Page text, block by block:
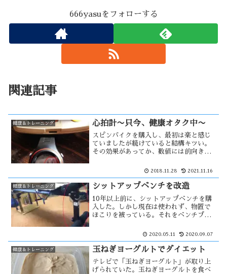
666yasuをフォローする
関連記事
健康＆トレーニング 心拍計〜只今、健康オタク中〜
スピンバイクを購入し、最初は楽と感じ
ていましたが続けていると結構キツい。
その効果があってか、数値には前向きな
りキツ過ぎるのもどうかと考える様にな
トウォッチでも計れるが、値段が高く
2018.11.28 2021.11.16
健康＆トレーニング シットアップベンチを改造
10年以上前に、シットアップベンチを購
入した。しかし現在は使われず、物置で
ほこりを被っている。それをベンチプレ
改造して見る事にした。家にある部材で
そうに感じる。
2020.05.11 2020.09.07
健康＆トレーニング 玉ねぎヨーグルトでダイエット
テレビで「玉ねぎヨーグルト」が取り上
げられていた。玉ねぎヨーグルトを食べ